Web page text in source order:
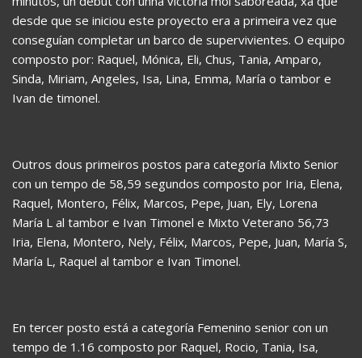
desde que se iniciou este proyecto era a primeira vez que
conseguían completar un barco de supervivientes. O equipo
composto por: Raquel, Mónica, Eli, Chus, Tania, Amparo,
Sinda, Miriam, Angeles, Isa, Lina, Emma, María o tambor e
Ivan de timonel.
Outros dous primeiros postos para categoría Mixto Senior
con un tempo de 58,59 segundos composto por Iria, Elena,
Raquel, Montero, Félix, Marcos, Pepe, Juan, Ely, Lorena
María L al tambor e Ivan Timonel e Mixto Veterano 56,73
Iria, Elena, Montero, Nely, Félix, Marcos, Pepe, Juan, María S,
María L, Raquel al tambor e Ivan Timonel.
En tercer posto está a categoría Femenino senior con un
tempo de 1.16 composto por Raquel, Rocio, Tania, Isa,